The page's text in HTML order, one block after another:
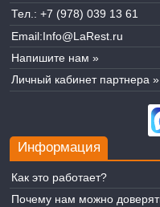
Тел.: +7 (978) 039 13 61
Email:Info@LaRest.ru
Напишите нам »
Личный кабинет партнера »
Информация
Как это работает?
Почему нам можно